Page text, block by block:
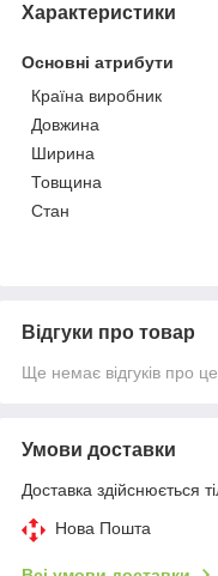
Характеристики
Основні атрибути
Країна виробник
Довжина
Ширина
Товщина
Стан
Відгуки про товар
Ще немає відгуків про
Умови доставки
Доставка здійснюється
Нова Пошта